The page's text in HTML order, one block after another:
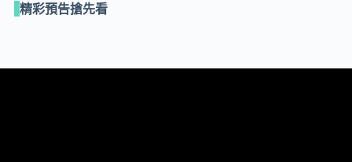
精彩預告搶先看